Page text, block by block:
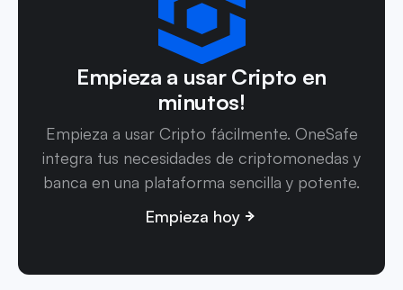
Empieza a usar Cripto en
minutos!
Empieza a usar Cripto fácilmente. OneSafe
integra tus necesidades de criptomonedas y
banca en una plataforma sencilla y potente.
Empieza hoy